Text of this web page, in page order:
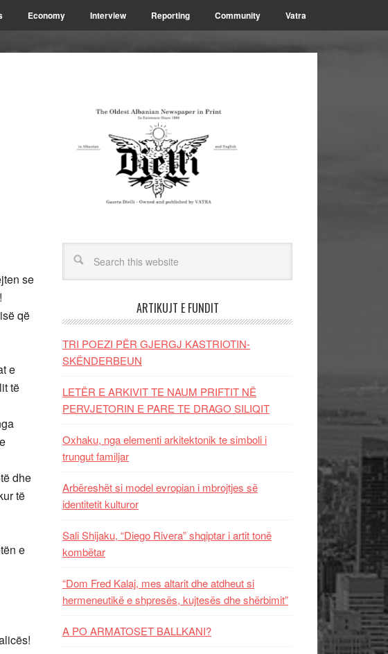
Economy Interview Reporting Community Vatra
se
që
e
të
dhe
të
e
ARTIKUJT E FUNDIT
TRI POEZI PËR GJERGJ KASTRIOTIN-
SKËNDERBEUN
LETËR E ARKIVIT TE NAUM PRIFTIT NË
PERVJETORIN E PARE TE DRAGO SILIQIT
Oxhaku, nga elementi arkitektonik te simboli i
trungut familjar
Arbëreshët si model evropian i mbrojtjes së
identitetit kulturor
Sali Shijaku, “Diego Rivera” shqiptar i artit tonë
kombëtar
“Dom Fred Kalaj, mes altarit dhe atdheut si
hermeneutikë e shpresës, kujtesës dhe shërbimit”
A PO ARMATOSET BALLKANI?